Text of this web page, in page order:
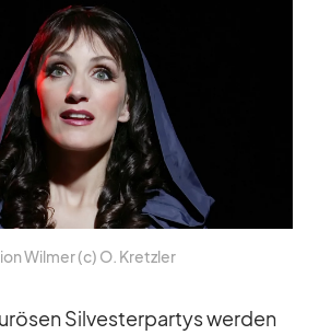
Wil­mer (c) O. Kretz­ler
Sil­ves­ter­par­tys wer­den